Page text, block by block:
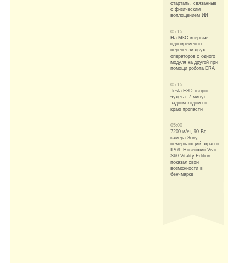
стартапы, связанные
с физическим
воплощением ИИ
05:15
На МКС впервые
одновременно
перенесли двух
операторов с одного
модуля на другой при
помощи робота ERA
05:15
Tesla FSD творит
чудеса: 7 минут
задним ходом по
краю пропасти
05:00
7200 мАч, 90 Вт,
камера Sony,
немерцающий экран и
IP69. Новейший Vivo
S60 Vitality Edition
показал свои
возможности в
бенчмарке